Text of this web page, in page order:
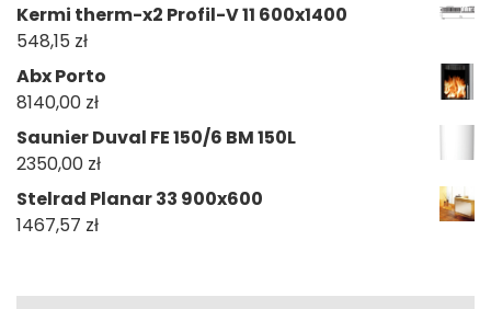
Kermi therm-x2 Profil-V 11 600x1400
548,15 zł
Abx Porto
8140,00 zł
Saunier Duval FE 150/6 BM 150L
2350,00 zł
Stelrad Planar 33 900x600
1467,57 zł